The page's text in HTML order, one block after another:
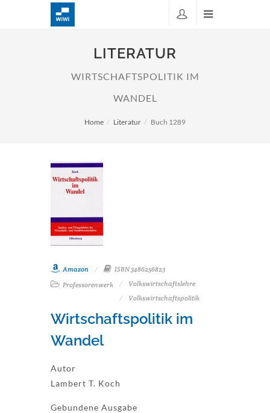
LITERATUR
WIRTSCHAFTSPOLITIK IM
WANDEL
Home Literatur Buch 1289
Amazon
ISBN 3486256823
Professorenwerk
Volkswirtschaftslehre
Volkswirtschaftspolitik
Wirtschaftspolitik im
Wandel
Autor
Lambert T. Koch
Gebundene Ausgabe